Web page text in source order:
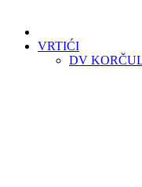
VRTIĆI
DV